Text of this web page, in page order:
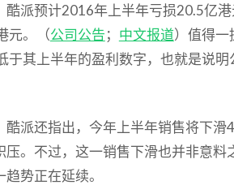
派预计2016年上半年亏损20.5亿港
元。（公司公告； 中文报道）值得一
于其上半年的盈利数字，也就是说
酷派还指出，今年上半年销售将下滑
压。不过，这一销售下滑也并非意料
势正在延续。